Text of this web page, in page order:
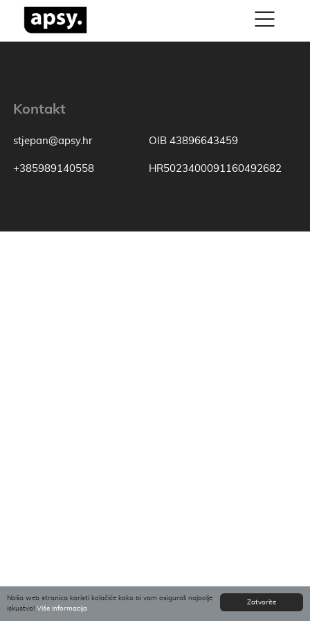
Zatvorite
Naša web stranica koristi kolačiće kako bi vam osigurali najbolje
iskustvo! Više informacija
Kontakt
stjepan@apsy.hr
+385989140558
OIB 43896643459
HR5023400091160492682